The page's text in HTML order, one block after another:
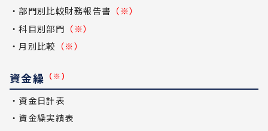
・部門別比較財務報告書 （※）
・科目別部門 （※）
・月別比較 （※）
資金繰 （※）
・資金日計表
・資金繰実績表